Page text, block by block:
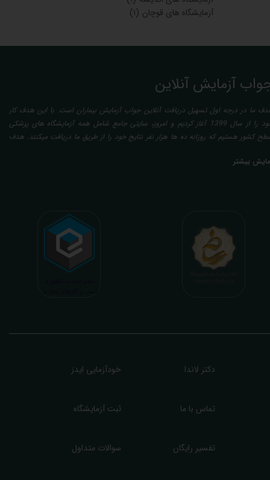
آزمایشگاه های قوچان (۱)
آزمایش آنلاین
ما در درجه اول تسهیل دریافت آنلاین جواب آزمایش بیماران است. با این هدف کار
خود را از سال 1399 آغاز کردیم و امروز، سایتی جامع شامل همه آزمایشگاه های پزشکی
کشور هستیم که روزانه ده ها هزار نفر نتایج خود را از طریق ما دریافت میکنند. هدف
با تایید و مهر پزشک متخصص) میباشد. رسالت ما در تفسیر، استخراج حداکثر
بیمه ها، افزایش تمایل افراد به انجام آزمایش (با دریافت اطلاعاتی دقیقتر، کاربردی، قابل
و شخصی سازی شده) میگردد. تا درنهایت به جامعه ای سالم تر برای تبدیل شدن به
پیشرفته (دیر و زود داره سوخت و سوز نداره...) برسیم. قابل ذکر است که جواب
آنلاین به نتایج هیچ یک از کاربران بصورت مستقیم دسترسی ندارد و موارد تفسیر نیز
با درخواست و ارسال خود کاربر انجام میگیرد و ما تابع اصول اخلاق پزشکی و حرفه ای
بیشتر
دکتر لاندا
تفسیر رایگان
خودآزمایی ایدز
ثبت آزمایشگاه تماس با ما
سوالات متداول